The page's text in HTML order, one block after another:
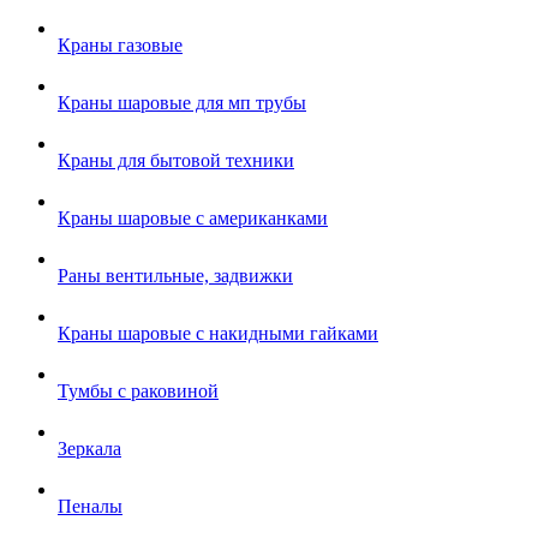
Краны газовые
Краны шаровые для мп трубы
Краны для бытовой техники
Краны шаровые с американками
Раны вентильные, задвижки
Краны шаровые с накидными гайками
Тумбы с раковиной
Зеркала
Пеналы